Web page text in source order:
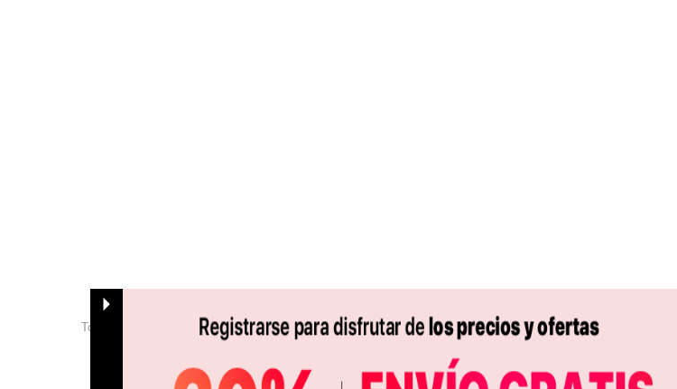
Total de 1 páginas 1